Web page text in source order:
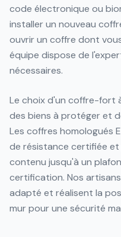
code électronique ou
installer un nouveau
ouvrir un coffre dont
équipe dispose de
nécessaires.
Le choix d'un coffre-fort
des biens à protéger et
Les coffres homologués
de résistance certifiée
contenu jusqu'à un
certification. Nos
adapté et réalisent la
mur pour une sécurité